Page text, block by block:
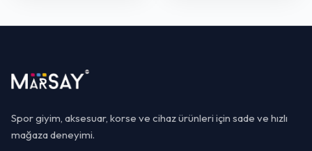
Spor giyim, aksesuar, korse ve cihaz ürünleri için sade ve hızlı
mağaza deneyimi.